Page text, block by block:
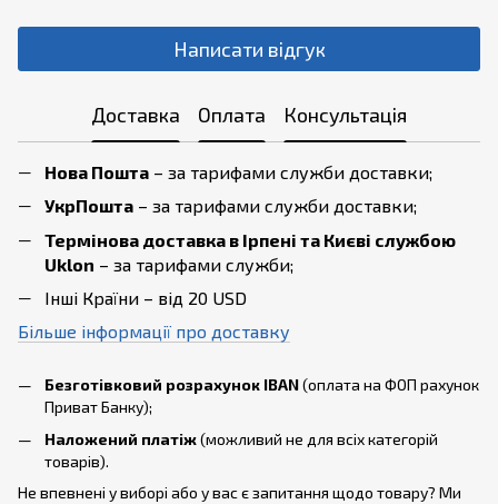
Написати відгук
Доставка Оплата Консультація
Нова Пошта – за тарифами служби доставки;
УкрПошта – за тарифами служби доставки;
Термінова доставка в Ірпені та Києві службою
Uklon – за тарифами служби;
Інші Країни – від 20 USD
Більше інформації про доставку
Безготівковий розрахунок IBAN(оплата на ФОП рахунок
Приват Банку);
Наложений платіж(можливий не для всіх категорій
товарів).
Не впевнені у виборі або у вас є запитання щодо товару? Ми